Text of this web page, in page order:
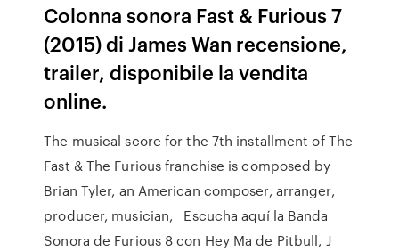
Colonna sonora Fast & Furious 7
(2015) di James Wan recensione,
trailer, disponibile la vendita
online.
The musical score for the 7th installment of The
Fast & The Furious franchise is composed by
Brian Tyler, an American composer, arranger,
producer, musician, Escucha aquí la Banda
Sonora de Furious 8 con Hey Ma de Pitbull, J